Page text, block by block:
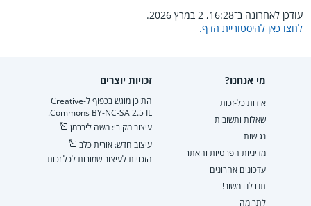
עודכן לאחרונה ב־16:28, 2 במרץ 2026.
לחצו כאן להיסטוריית הדף.
מי אנחנו?
אודות כל-זכות
שאלות ותשובות
נגישות
מדיניות הפרטיות והאתר
עדכונים אחרונים
תנו לנו משוב!
לתרומה
זכויות יוצרים
התוכן מוגש בכפוף ל-Creative
Commons BY-NC-SA 2.5 IL.
עיצוב מקורי: משה ליברמן
עיצוב חדש: אורית כלב
הזכויות לעיצוב שמורות לכל זכות